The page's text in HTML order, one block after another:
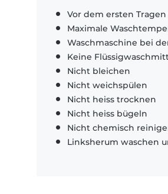
Vor dem ersten
Maximale
Waschmaschine bei
Keine
Nicht bleichen
Nicht weichspülen
Nicht heiss trocknen
Nicht heiss bügeln
Nicht chemisch
Linksherum waschen